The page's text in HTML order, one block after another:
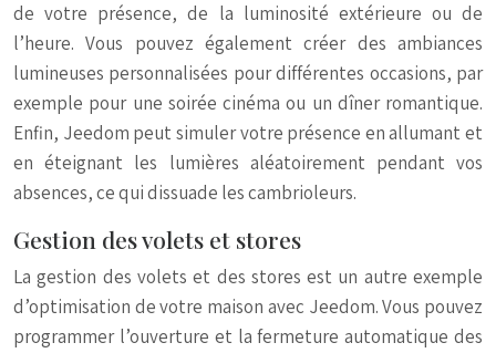
de votre présence, de la luminosité extérieure ou de
l’heure. Vous pouvez également créer des ambiances
lumineuses personnalisées pour différentes occasions, par
exemple pour une soirée cinéma ou un dîner romantique.
Enfin, Jeedom peut simuler votre présence en allumant et
en éteignant les lumières aléatoirement pendant vos
absences, ce qui dissuade les cambrioleurs.
Gestion des volets et stores
La gestion des volets et des stores est un autre exemple
d’optimisation de votre maison avec Jeedom. Vous pouvez
programmer l’ouverture et la fermeture automatique des